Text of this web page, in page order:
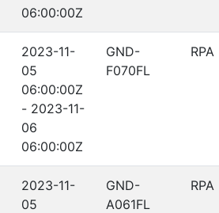
06:00:00Z
2023-11-
05
06:00:00Z
- 2023-11-
06
06:00:00Z
GND-
F070FL
RPA
2023-11-
05
GND-
A061FL
RPA